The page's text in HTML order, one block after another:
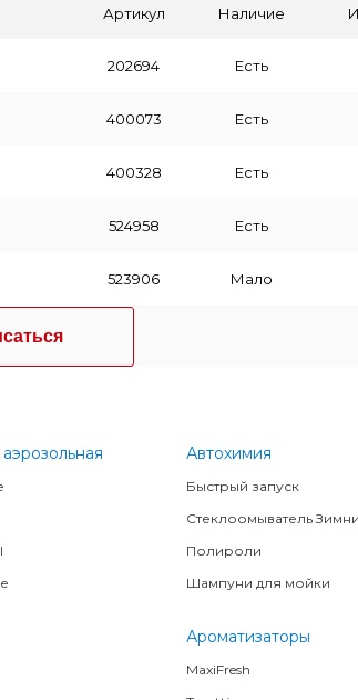
Артикул Наличие
202694 Есть
400073 Есть
400328 Есть
524958 Есть
523906 Мало
Автохимия
Быстрый запуск
Стеклоомыватель
Полироли
Шампуни для мойки
Ароматизаторы
MaxiFresh